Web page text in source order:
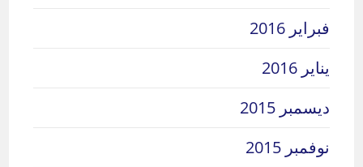
فبراير 2016
يناير 2016
ديسمبر 2015
نوفمبر 2015